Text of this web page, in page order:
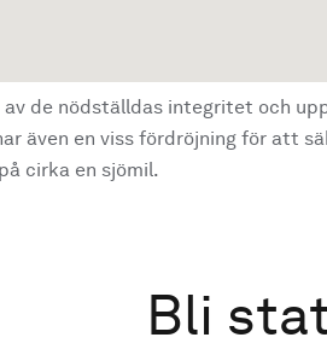
av de nödställdas integritet och
även en viss fördröjning för att
cirka en sjömil.
Bli